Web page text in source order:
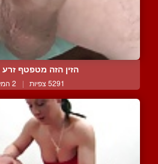
הזין הזה מטפטף
5291 צפיות | 2 המלצות